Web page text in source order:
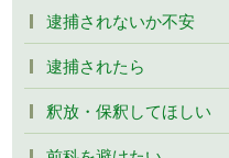
逮捕されないか不安
逮捕されたら
釈放・保釈してほしい